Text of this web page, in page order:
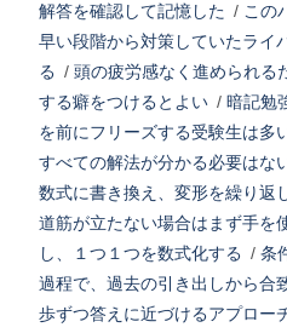
解答を確認して記憶した / この
早い段階から対策していたライ
る / 頭の疲労感なく進められる
する癖をつけるとよい / 暗記勉
を前にフリーズする受験生は多
すべての解法が分かる必要はな
数式に書き換え、変形を繰り返
道筋が立たない場合はまず手を
し、１つ１つを数式化する / 条
過程で、過去の引き出しから合
歩ずつ答えに近づけるアプロー